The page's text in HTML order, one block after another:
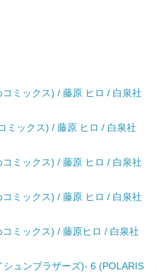
ミックス) / 藤原 ヒロ / 白泉社
ミックス) / 藤原 ヒロ / 白泉社
ミックス) / 藤原 ヒロ / 白泉社
ミックス) / 藤原 ヒロ / 白泉社
ミックス) / 藤原ヒロ / 白泉社
ュンブラザーズ)- 6 (POLARIS